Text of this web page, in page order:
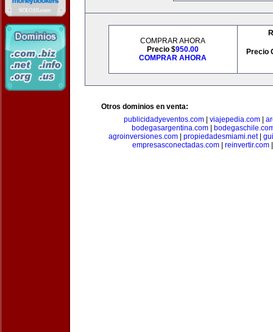
COMPRAR AHORA
Precio $950.00
COMPRAR AHORA
Precio
Otros dominios en venta:
publicidadyeventos.com| viajepedia.com|
bodegasargentina.com|
agroinversiones.com
propiedadesmiami.net|
empresasconectadas.com| reinvertir.com